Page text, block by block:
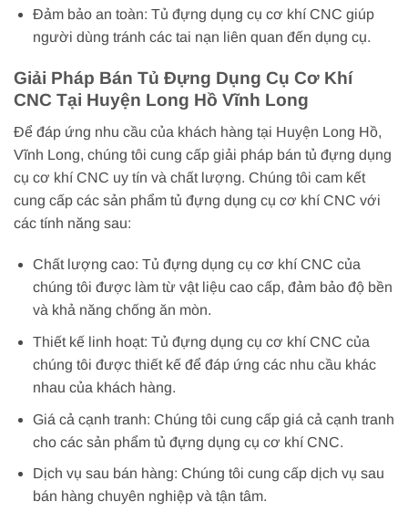
Đảm bảo an toàn: Tủ đựng dụng cụ cơ khí CNC giúp
người dùng tránh các tai nạn liên quan đến dụng cụ.
Giải Pháp Bán Tủ Đựng Dụng Cụ Cơ Khí
CNC Tại Huyện Long Hồ Vĩnh Long
Để đáp ứng nhu cầu của khách hàng tại Huyện Long Hồ,
Vĩnh Long, chúng tôi cung cấp giải pháp bán tủ đựng dụng
cụ cơ khí CNC uy tín và chất lượng. Chúng tôi cam kết
cung cấp các sản phẩm tủ đựng dụng cụ cơ khí CNC với
các tính năng sau:
Chất lượng cao: Tủ đựng dụng cụ cơ khí CNC của
chúng tôi được làm từ vật liệu cao cấp, đảm bảo độ bền
và khả năng chống ăn mòn.
Thiết kế linh hoạt: Tủ đựng dụng cụ cơ khí CNC của
chúng tôi được thiết kế để đáp ứng các nhu cầu khác
nhau của khách hàng.
Giá cả cạnh tranh: Chúng tôi cung cấp giá cả cạnh tranh
cho các sản phẩm tủ đựng dụng cụ cơ khí CNC.
Dịch vụ sau bán hàng: Chúng tôi cung cấp dịch vụ sau
bán hàng chuyên nghiệp và tận tâm.